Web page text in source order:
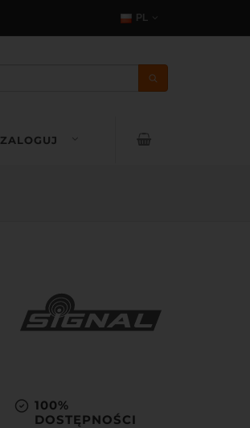
PL
ZALOGUJ
100%
DOSTĘPNOŚCI